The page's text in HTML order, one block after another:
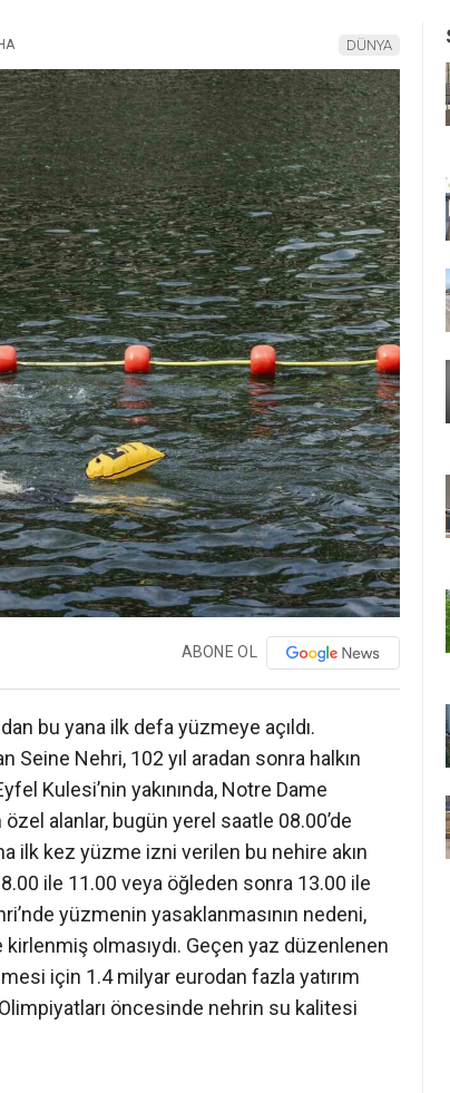
DÜNYA
ABONE OL
bu yana ilk defa yüzmeye açıldı.
Seine Nehri, 102 yıl aradan sonra halkın
Kulesi’nin yakınında, Notre Dame
alanlar, bugün yerel saatle 08.00’de
ilk kez yüzme izni verilen bu nehire akın
ile 11.00 veya öğleden sonra 13.00 ile
yüzmenin yasaklanmasının nedeni,
olmasıydı. Geçen yaz düzenlenen
için 1.4 milyar eurodan fazla yatırım
öncesinde nehrin su kalitesi